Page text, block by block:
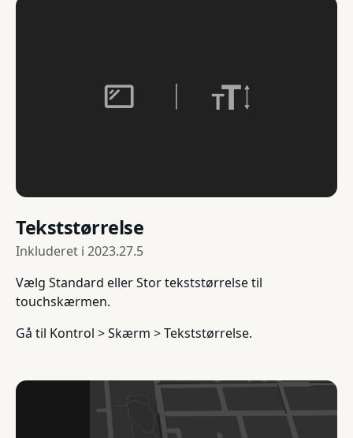
Tekststørrelse
Inkluderet i 2023.27.5
Vælg Standard eller Stor tekststørrelse til
touchskærmen.
Gå til Kontrol > Skærm > Tekststørrelse.